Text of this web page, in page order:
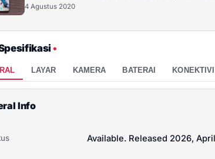
4 Agustus 2020
•
LAYAR KAMERA BATERAI
Info
Available. Released 2026,